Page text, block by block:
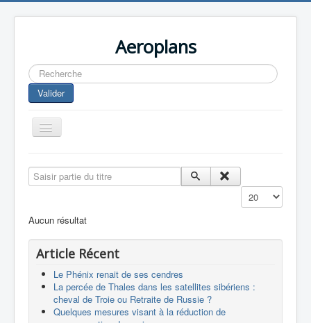
Aeroplans
Rechercher
Valider
Toggle
Navigation
Aviation Commerciale
Europespace
Drones
Saisir partie du titre
Affichage #
Aucun résultat
Article Récent
Le Phénix renait de ses cendres
La percée de Thales dans les satellites sibériens :
cheval de Troie ou Retraite de Russie ?
Quelques mesures visant à la réduction de